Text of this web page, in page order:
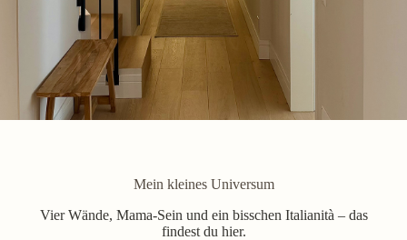
Mein kleines Universum
Vier Wände, Mama-Sein und ein bisschen Italianità – das
findest du hier.